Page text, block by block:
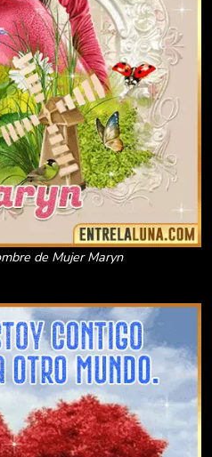
de Mujer Maryn